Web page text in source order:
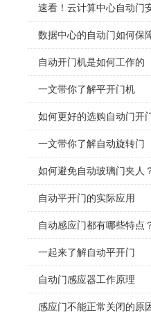
速看！云计算中心自动门
数据中心的自动门如何保
自动开门机是如何工作的
一文带你了解平开门机
如何更好的选购自动门开
一文带你了解自动旋转门
如何避免自动玻璃门夹人
自动平开门的实际应用
自动感应门都有哪些特点
一起来了解自动平开门
自动门感应器工作原理
感应门不能正常关闭的原